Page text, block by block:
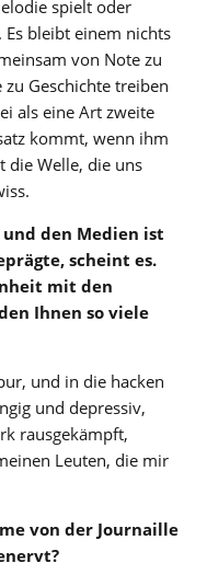
spielt oder
bleibt einem nichts
von Note zu
zu Geschichte treiben
als eine Art zweite
kommt, wenn ihm
die Welle, die uns
und den Medien ist
scheint es.
mit den
Ihnen so viele
und in die hacken
und depressiv,
rausgekämpft,
Leuten, die mir
von der Journaille